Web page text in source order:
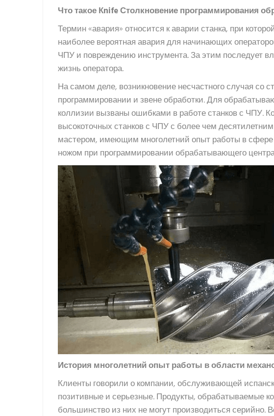
Что такое Кnife Столкновение программирования
Термин «авария» относится к аварии станка, при
наиболее вероятная авария для начинающих
ЧПУ и повреждению инструмента. За этим последует
жизнь оператора.
На самом деле, возникновение несчастного случая со
программировании и звене обработки. Для
коллизии вызваны ошибками в работе станков с ЧПУ.
высокоточных станков с ЧПУ с более чем
мастером, имеющим многолетний опыт работы в
ножом при программировании обрабатывающего
История многолетний опыт работы в области
Клиенты говорили о компании, обслуживающей
позитивные и серьезные. Продукты, обрабатываемые
большинство из них не могут производиться серийно.